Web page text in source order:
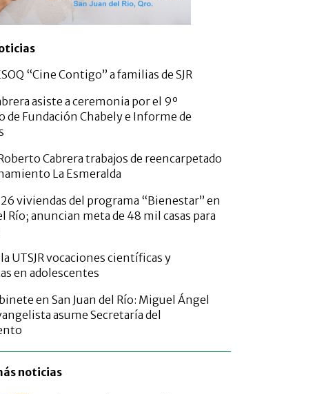
“Cine Contigo” a familias de SJR
asiste a ceremonia por el 9º
de Fundación Chabely e Informe de
Cabrera trabajos de reencarpetado
La Esmeralda
viviendas del programa “Bienestar” en
Río; anuncian meta de 48 mil casas para
UTSJR vocaciones científicas y
en adolescentes
en San Juan del Río: Miguel Ángel
asume Secretaría del
noticias